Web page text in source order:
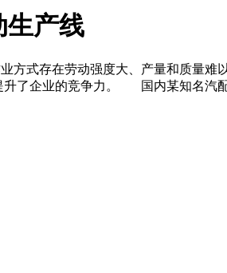
生产线
式存在劳动强度大、产量和质量难
升了企业的竞争力。 国内某知名汽